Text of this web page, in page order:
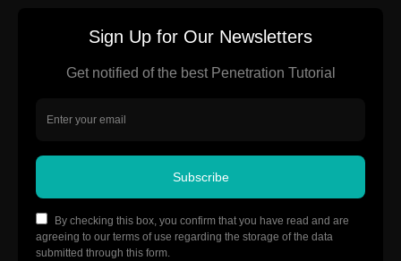
Sign Up for Our Newsletters
Get notified of the best Penetration Tutorial
Subscribe
By checking this box, you confirm that you have read and are
agreeing to our terms of use regarding the storage of the data
submitted through this form.